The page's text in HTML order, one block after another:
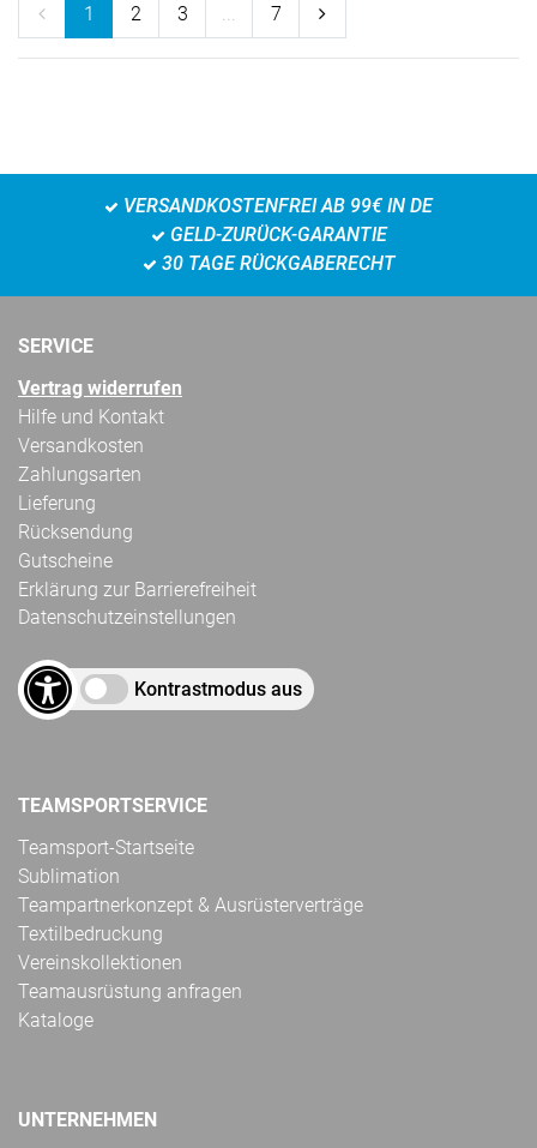
1 2 3 7
VERSANDKOSTENFREI AB 99€ IN DE
GELD-ZURÜCK-GARANTIE
30 TAGE RÜCKGABERECHT
SERVICE
Vertrag widerrufen
Hilfe und Kontakt
Versandkosten
Zahlungsarten
Lieferung
Rücksendung
Gutscheine
Erklärung zur Barrierefreiheit
Datenschutzeinstellungen
Kontrastmodus aus
TEAMSPORTSERVICE
Teamsport-Startseite
Sublimation
Teampartnerkonzept & Ausrüsterverträge
Textilbedruckung
Vereinskollektionen
Teamausrüstung anfragen
Kataloge
UNTERNEHMEN